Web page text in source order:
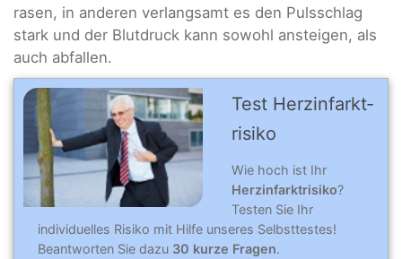
rasen, in anderen verlangsamt es den Pulsschlag
stark und der Blutdruck kann sowohl ansteigen, als
auch abfallen.
Test Herz­­­in­farkt­­­
risi­ko
Wie hoch ist Ihr
Herzinfarktrisiko?
Testen Sie Ihr
individuelles Risiko mit Hilfe unseres Selbsttestes!
Beantworten Sie dazu 30 kurze Fragen.